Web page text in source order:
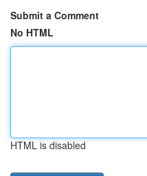
Submit a Comment
No HTML
HTML is disabled